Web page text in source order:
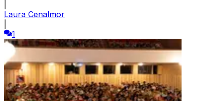
Laura Cenalmor
1